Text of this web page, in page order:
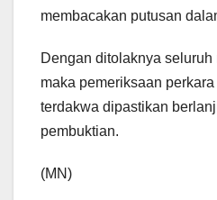
membacakan putusan
Dengan ditolaknya seluruh
maka pemeriksaan
terdakwa dipastikan
pembuktian.
(MN)